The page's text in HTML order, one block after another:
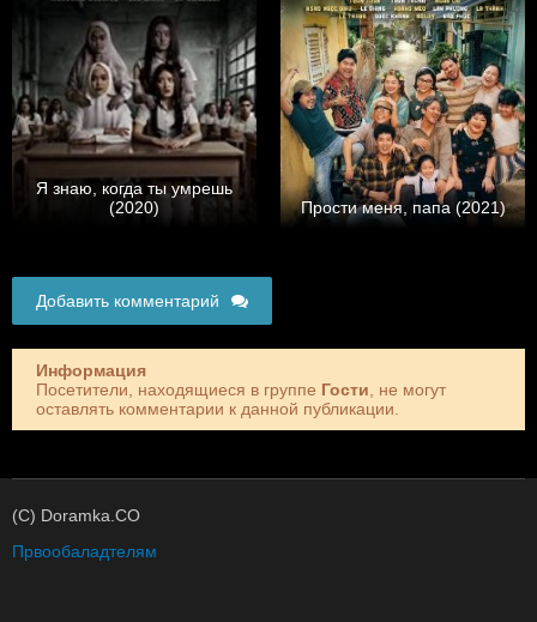
Я знаю, когда ты умрешь
(2020)
Прости меня, папа (2021)
Добавить комментарий
Информация
Посетители, находящиеся в группе Гости , не могут
оставлять комментарии к данной публикации.
(C) Doramka.CO
Првообаладтелям